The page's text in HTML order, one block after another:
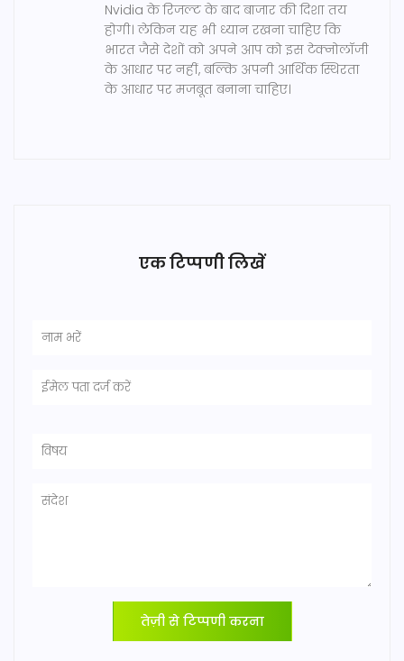
Nvidia के रिजल्ट के बाद बाजार की दिशा तय
होगी। लेकिन यह भी ध्यान रखना चाहिए कि
भारत जैसे देशों को अपने आप को इस टेक्नोलॉजी
के आधार पर नहीं, बल्कि अपनी आर्थिक स्थिरता
के आधार पर मजबूत बनाना चाहिए।
एक टिप्पणी लिखें
तेज़ी से टिप्पणी करना